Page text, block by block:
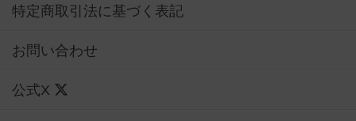
特定商取引法に基づく表記
お問い合わせ
公式X